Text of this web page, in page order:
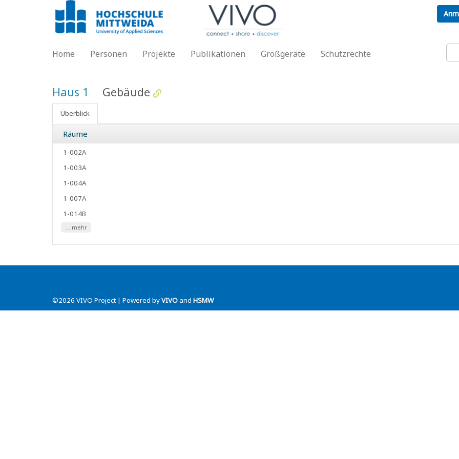
Home Personen Projekte Publikationen Großgeräte Schutzrechte
Haus 1 Gebäude
Überblick
Räume
1-002A
1-003A
1-004A
1-007A
1-014B
... mehr
©2026 VIVO Project | Powered byVIVOand HSMW